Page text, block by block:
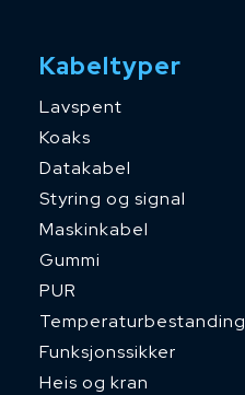
Kabeltyper
Lavspent
Koaks
Datakabel
Styring og signal
Maskinkabel
Gummi
PUR
Temperaturbestanding
Funksjonssikker
Heis og kran